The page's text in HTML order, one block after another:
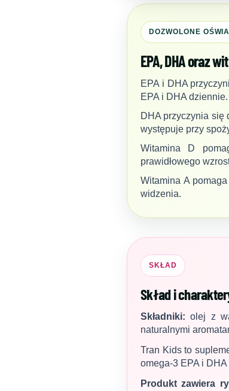
DOZWOLONE
EPA, DHA oraz
EPA i DHA
EPA i DHA dziennie.
DHA przyczynia się
występuje przy
Witamina D
prawidłowego
Witamina A
widzenia.
SKŁAD
Skład i
Składniki: olej z
naturalnymi
Tran Kids to
omega-3 EPA i
Produkt zawiera